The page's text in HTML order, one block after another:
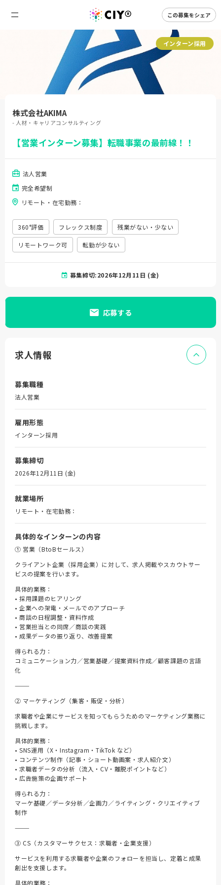
この募集をシェア
インターン採用
株式会社AKIMA
- 人材・キャリアコンサルティング
【営業インターン募集】転職事業の最前線！！
法人営業
完全希望制
リモート・在宅勤務：
360°評価 フレックス制度 残業がない・少ない
リモートワーク可 転勤が少ない
募集締切:2026年12月11日 (金)
応募する
求人情報
募集職種
法人営業
雇用形態
インターン採用
募集締切
2026年12月11日 (金)
就業場所
リモート・在宅勤務：
具体的なインターンの内容
① 営業（BtoBセールス）
クライアント企業（採用企業）に対して、求人掲載やスカウトサー
ビスの提案を行います。
具体的業務：
• 採用課題のヒアリング
• 企業への架電・メールでのアプローチ
• 商談の日程調整・資料作成
• 営業担当との同席／商談の実践
• 成果データの振り返り、改善提案
得られる力：
コミュニケーション力／営業基礎／提案資料作成／顧客課題の言語
化
⸻
② マーケティング（集客・販促・分析）
求職者や企業にサービスを知ってもらうためのマーケティング業務に
挑戦します。
具体的業務：
• SNS運用（X・Instagram・TikTok など）
• コンテンツ制作（記事・ショート動画案・求人紹介文）
• 求職者データの分析（流入・CV・離脱ポイントなど）
• 広告施策の企画サポート
得られる力：
マーケ基礎／データ分析／企画力／ライティング・クリエイティブ
制作
⸻
③ CS（カスタマーサクセス：求職者・企業支援）
サービスを利用する求職者や企業のフォローを担当し、定着と成果
創出を支援します。
具体的業務：